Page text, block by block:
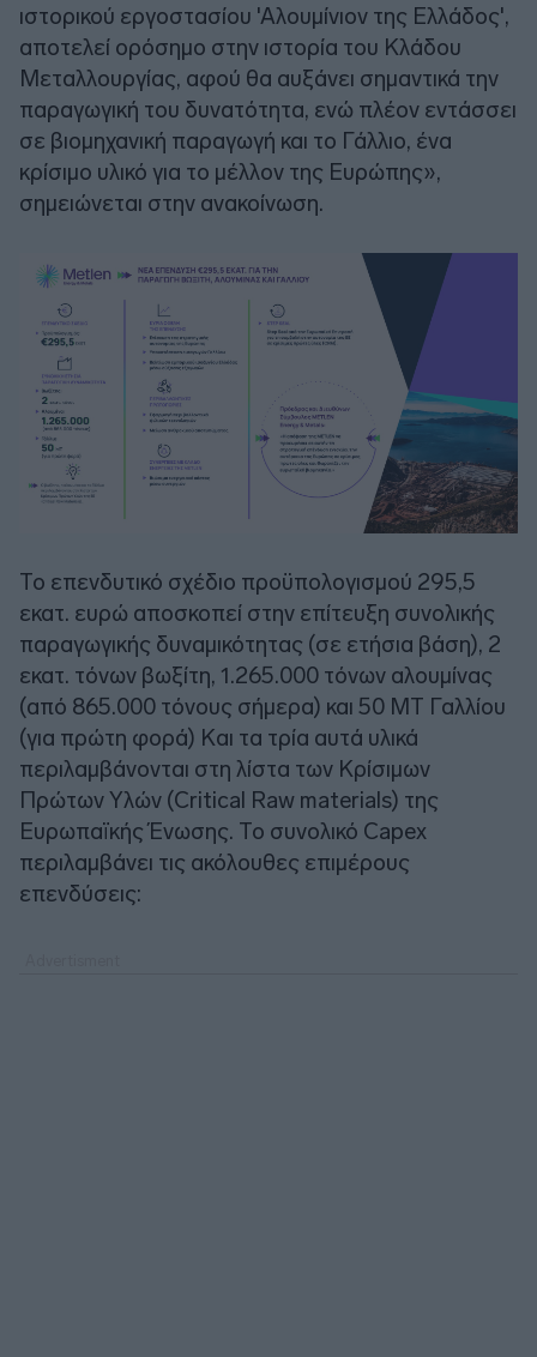
ιστορικού εργοστασίου 'Αλουμίνιον της Ελλάδος',
αποτελεί ορόσημο στην ιστορία του Κλάδου
Μεταλλουργίας, αφού θα αυξάνει σημαντικά την
παραγωγική του δυνατότητα, ενώ πλέον εντάσσει
σε βιομηχανική παραγωγή και το Γάλλιο, ένα
κρίσιμο υλικό για το μέλλον της Ευρώπης»,
σημειώνεται στην ανακοίνωση.
Το επενδυτικό σχέδιο προϋπολογισμού 295,5
εκατ. ευρώ αποσκοπεί στην επίτευξη συνολικής
παραγωγικής δυναμικότητας (σε ετήσια βάση), 2
εκατ. τόνων βωξίτη, 1.265.000 τόνων αλουμίνας
(από 865.000 τόνους σήμερα) και 50 ΜΤ Γαλλίου
(για πρώτη φορά) Και τα τρία αυτά υλικά
περιλαμβάνονται στη λίστα των Κρίσιμων
Πρώτων Υλών (Critical Raw materials) της
Ευρωπαϊκής Ένωσης. Το συνολικό Capex
περιλαμβάνει τις ακόλουθες επιμέρους
επενδύσεις: